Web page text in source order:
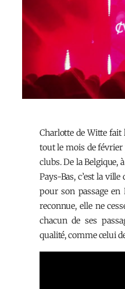
Charlotte de Witte fait
tout le mois de février
clubs. De la Belgique,
Pays-Bas, c’est la ville
pour son passage
reconnue, elle ne
chacun de ses
qualité, comme celui